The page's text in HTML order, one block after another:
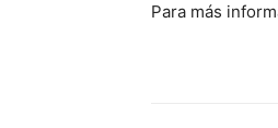
Para más